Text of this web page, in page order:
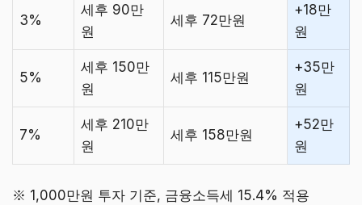
3%
세후 90만
원
세후 72만원
+18만
원
5%
세후 150만
원
세후 115만원
+35만
원
7%
세후 210만
원
세후 158만원
+52만
원
※ 1,000만원 투자 기준, 금융소득세 15.4% 적용